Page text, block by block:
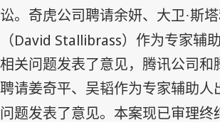
讼。奇虎公司聘请余妍、大卫·斯
（David Stallibrass）作为专家辅
相关问题发表了意见，腾讯公司和
聘请姜奇平、吴韬作为专家辅助人
问题发表了意见。本案现已审理终